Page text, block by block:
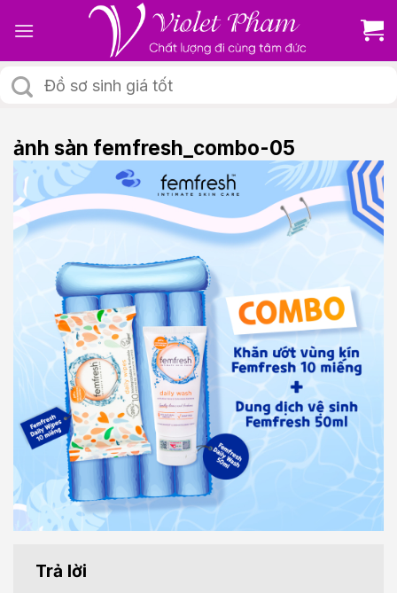
Tìm
kiếm:
ảnh sàn femfresh_combo-05
Trả lời